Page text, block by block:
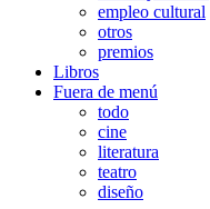
empleo cultural
otros
premios
Libros
Fuera de menú
todo
cine
literatura
teatro
diseño